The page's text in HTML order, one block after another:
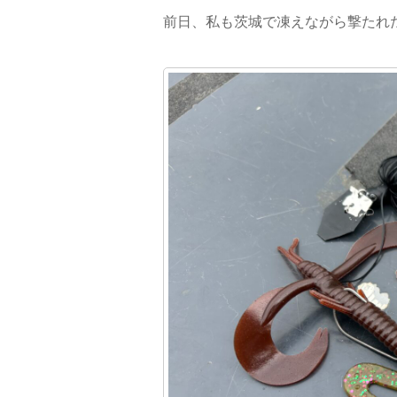
前日、私も茨城で凍えながら撃た